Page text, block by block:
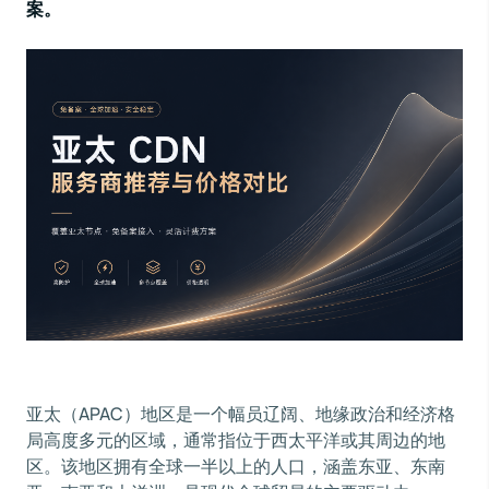
案。
亚太（APAC）地区是一个幅员辽阔、地缘政治和经济格
局高度多元的区域，通常指位于西太平洋或其周边的地
区。该地区拥有全球一半以上的人口，涵盖东亚、东南